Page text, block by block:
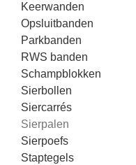
Keerwanden
Opsluitbanden
Parkbanden
RWS banden
Schampblokken
Sierbollen
Siercarrés
Sierpalen
Sierpoefs
Staptegels